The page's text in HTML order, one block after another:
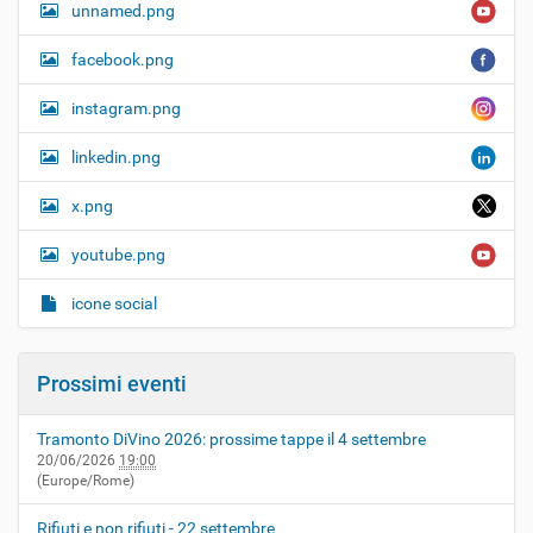
unnamed.png
facebook.png
instagram.png
linkedin.png
x.png
youtube.png
icone social
Prossimi eventi
Tramonto DiVino 2026: prossime tappe il 4 settembre
20/06/2026 19:00
(Europe/Rome)
Rifiuti e non rifiuti - 22 settembre